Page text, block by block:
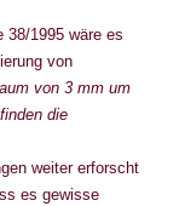
38/1995 wäre es
von
von 3 mm um
die
weiter erforscht
es gewisse